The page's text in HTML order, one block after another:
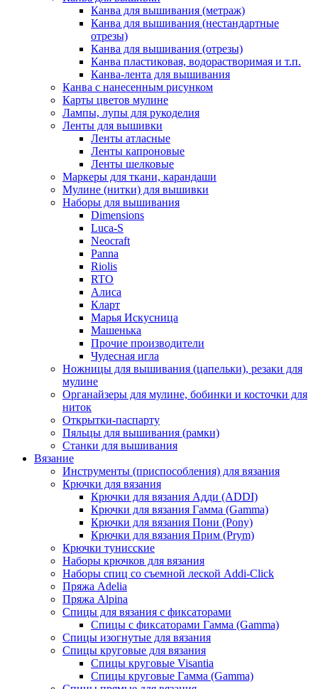
Канва для вышивания (метраж)
Канва для вышивания (нестандартные
отрезы)
Канва для вышивания (отрезы)
Канва пластиковая, водорастворимая и т.п.
Канва-лента для вышивания
Канва с нанесенным рисунком
Карты цветов мулине
Лампы, лупы для рукоделия
Ленты для вышивки
Ленты атласные
Ленты капроновые
Ленты шелковые
Маркеры для ткани, карандаши
Мулине (нитки) для вышивки
Наборы для вышивания
Dimensions
Luca-S
Neocraft
Panna
Riolis
RTO
Алиса
Кларт
Марья Искусница
Машенька
Прочие производители
Чудесная игла
Ножницы для вышивания (цапельки), резаки для
мулине
Органайзеры для мулине, бобинки и косточки для
ниток
Открытки-паспарту
Пяльцы для вышивания (рамки)
Станки для вышивания
Вязание
Инструменты (приспособления) для вязания
Крючки для вязания
Крючки для вязания Адди (ADDI)
Крючки для вязания Гамма (Gamma)
Крючки для вязания Пони (Pony)
Крючки для вязания Прим (Prym)
Крючки тунисские
Наборы крючков для вязания
Наборы спиц со съемной леской Addi-Click
Пряжа Adelia
Пряжа Alpina
Спицы для вязания с фиксаторами
Спицы с фиксаторами Гамма (Gamma)
Спицы изогнутые для вязания
Спицы круговые для вязания
Спицы круговые Visantia
Спицы круговые Гамма (Gamma)